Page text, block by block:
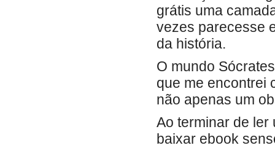
grátis uma
vezes parecesse
da história.
O mundo
que me encontrei
não apenas um
Ao terminar de ler
baixar ebook